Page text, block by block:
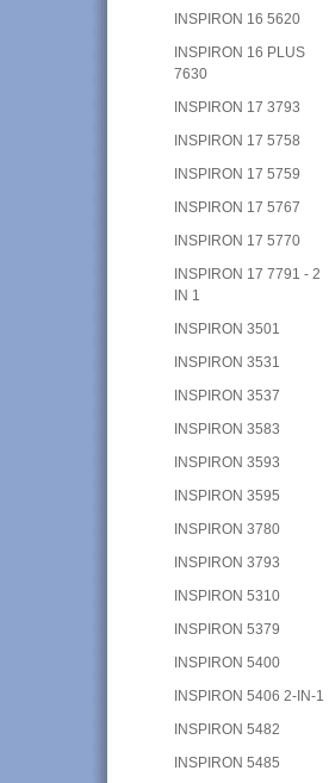
INSPIRON 16 5620
INSPIRON 16 PLUS
7630
INSPIRON 17 3793
INSPIRON 17 5758
INSPIRON 17 5759
INSPIRON 17 5767
INSPIRON 17 5770
INSPIRON 17 7791 - 2
IN 1
INSPIRON 3501
INSPIRON 3531
INSPIRON 3537
INSPIRON 3583
INSPIRON 3593
INSPIRON 3595
INSPIRON 3780
INSPIRON 3793
INSPIRON 5310
INSPIRON 5379
INSPIRON 5400
INSPIRON 5406 2-IN-1
INSPIRON 5482
INSPIRON 5485